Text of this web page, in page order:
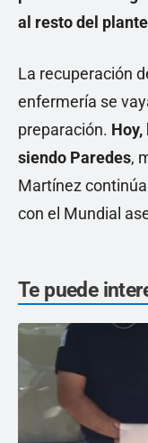
al resto del
La recuperación
enfermería se
preparación.
siendo Paredes,
Martínez
con el Mundial
Te puede